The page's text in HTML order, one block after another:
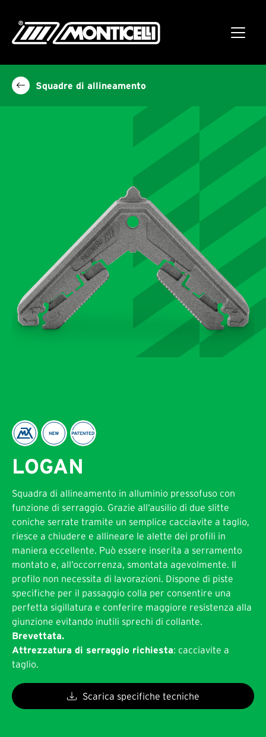
Squadre di allineamento
LOGAN
Squadra di allineamento in alluminio pressofuso con
funzione di serraggio. Grazie all’ausilio di due slitte
coniche serrate tramite un semplice cacciavite a taglio,
riesce a chiudere e allineare le alette dei profili in
maniera eccellente. Può essere inserita a serramento
montato e, all’occorrenza, smontata agevolmente. Il
profilo non necessita di lavorazioni. Dispone di piste
specifiche per il passaggio colla per consentire una
perfetta sigillatura e conferire maggiore resistenza alla
giunzione evitando inutili sprechi di collante.
Brevettata.
Attrezzatura di serraggio richiesta: cacciavite a
taglio.
Scarica specifiche tecniche